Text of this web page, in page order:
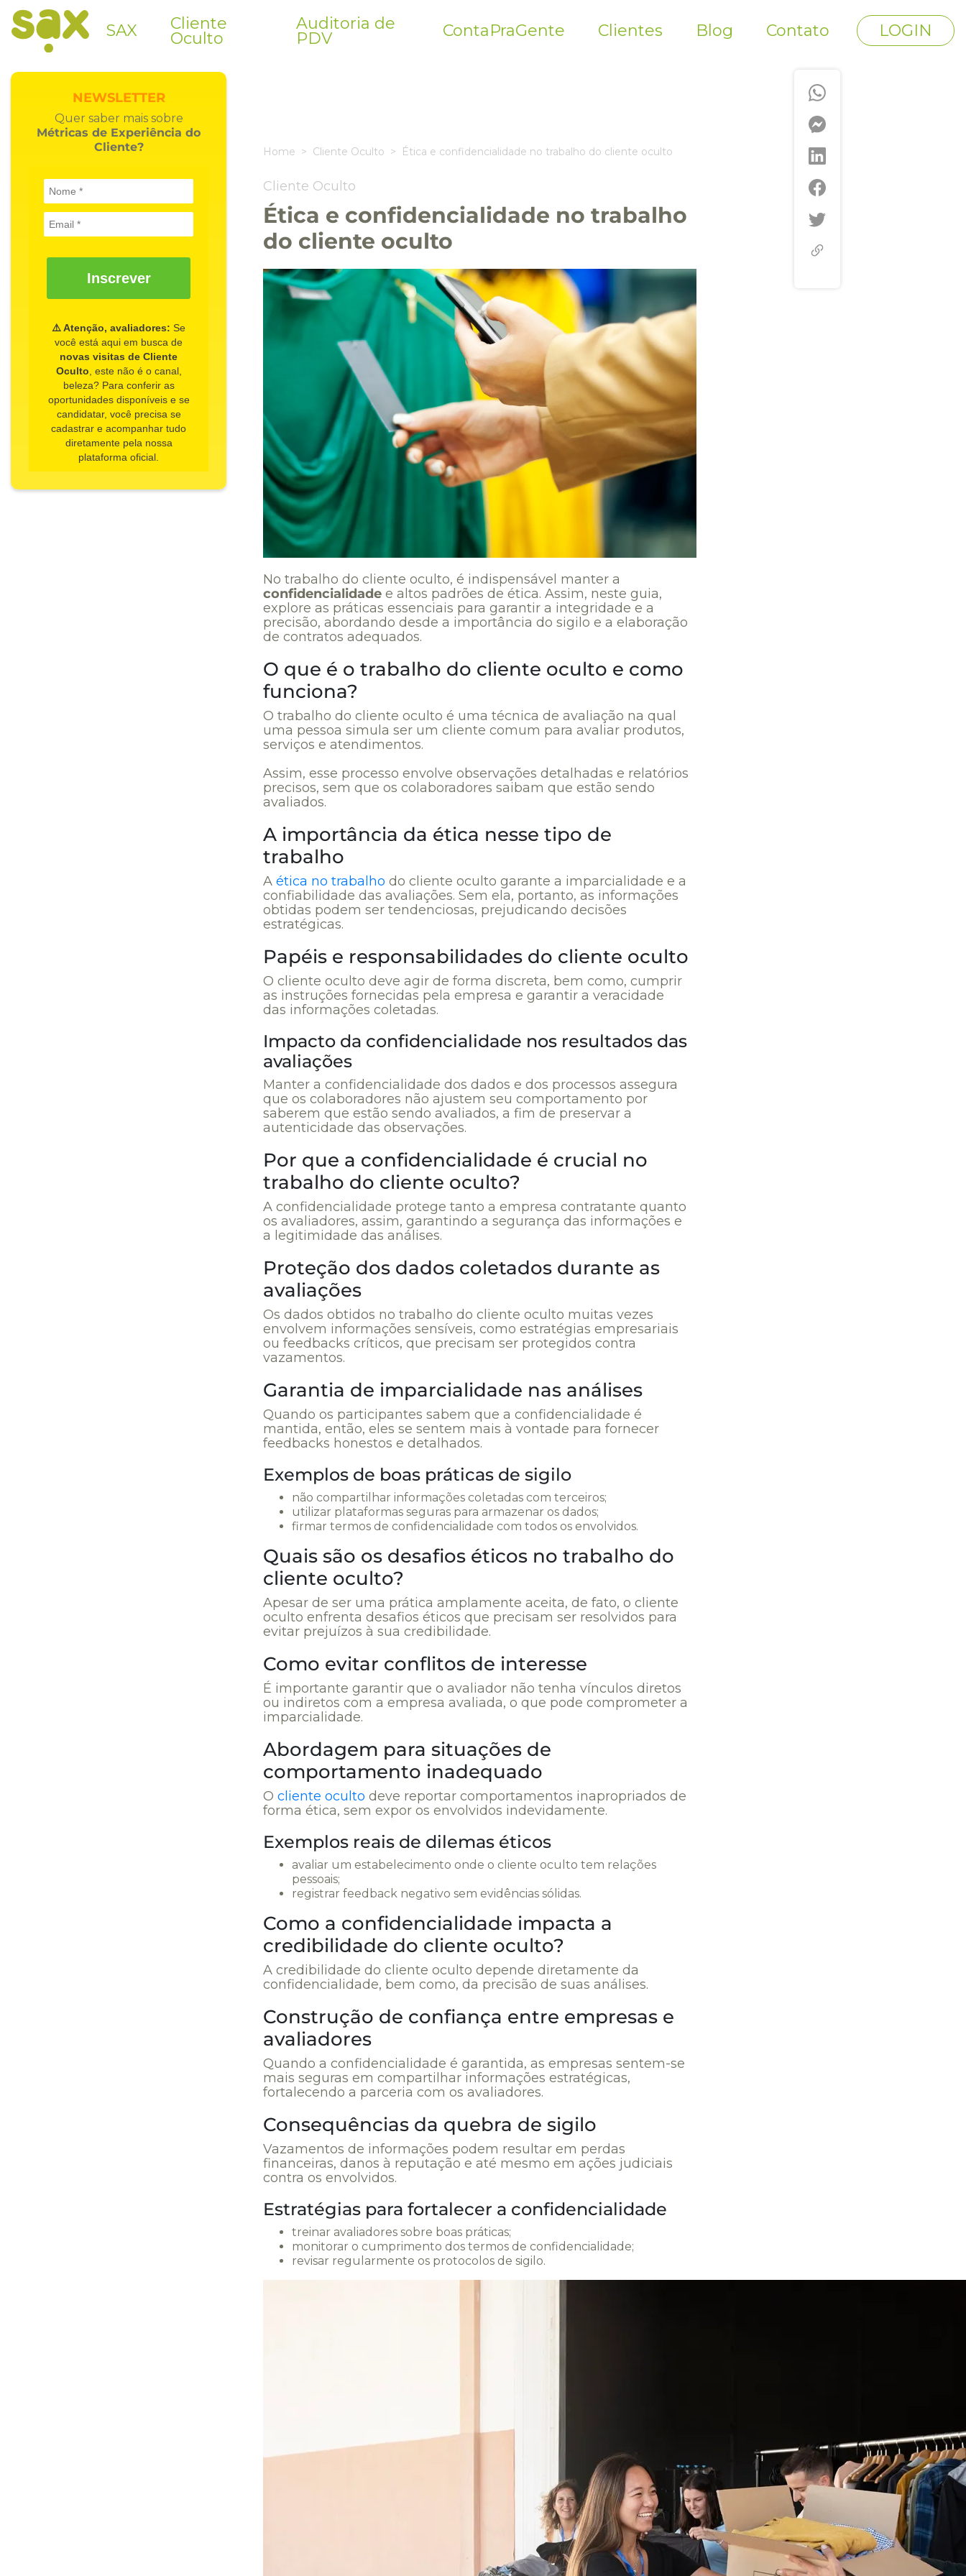
SAX Cliente
Oculto
Auditoria de
PDV ContaPraGente Clientes Blog Contato LOGIN
Home Cliente Oculto Ética e confidencialidade no trabalho do cliente oculto
Cliente Oculto
Ética e confidencialidade no trabalho
do cliente oculto
No trabalho do cliente oculto, é indispensável manter a
confidencialidade e altos padrões de ética. Assim, neste guia,
explore as práticas essenciais para garantir a integridade e a
precisão, abordando desde a importância do sigilo e a elaboração
de contratos adequados.
O que é o trabalho do cliente oculto e como
funciona?
O trabalho do cliente oculto é uma técnica de avaliação na qual
uma pessoa simula ser um cliente comum para avaliar produtos,
serviços e atendimentos.
Assim, esse processo envolve observações detalhadas e relatórios
precisos, sem que os colaboradores saibam que estão sendo
avaliados.
A importância da ética nesse tipo de
trabalho
A ética no trabalho do cliente oculto garante a imparcialidade e a
confiabilidade das avaliações. Sem ela, portanto, as informações
obtidas podem ser tendenciosas, prejudicando decisões
estratégicas.
Papéis e responsabilidades do cliente oculto
O cliente oculto deve agir de forma discreta, bem como, cumprir
as instruções fornecidas pela empresa e garantir a veracidade
das informações coletadas.
Impacto da confidencialidade nos resultados das
avaliações
Manter a confidencialidade dos dados e dos processos assegura
que os colaboradores não ajustem seu comportamento por
saberem que estão sendo avaliados, a fim de preservar a
autenticidade das observações.
Por que a confidencialidade é crucial no
trabalho do cliente oculto?
A confidencialidade protege tanto a empresa contratante quanto
os avaliadores, assim, garantindo a segurança das informações e
a legitimidade das análises.
Proteção dos dados coletados durante as
avaliações
Os dados obtidos no trabalho do cliente oculto muitas vezes
envolvem informações sensíveis, como estratégias empresariais
ou feedbacks críticos, que precisam ser protegidos contra
vazamentos.
Garantia de imparcialidade nas análises
Quando os participantes sabem que a confidencialidade é
mantida, então, eles se sentem mais à vontade para fornecer
feedbacks honestos e detalhados.
Exemplos de boas práticas de sigilo
não compartilhar informações coletadas com terceiros;
utilizar plataformas seguras para armazenar os dados;
firmar termos de confidencialidade com todos os envolvidos.
Quais são os desafios éticos no trabalho do
cliente oculto?
Apesar de ser uma prática amplamente aceita, de fato, o cliente
oculto enfrenta desafios éticos que precisam ser resolvidos para
evitar prejuízos à sua credibilidade.
Como evitar conflitos de interesse
É importante garantir que o avaliador não tenha vínculos diretos
ou indiretos com a empresa avaliada, o que pode comprometer a
imparcialidade.
Abordagem para situações de
comportamento inadequado
O cliente oculto deve reportar comportamentos inapropriados de
forma ética, sem expor os envolvidos indevidamente.
Exemplos reais de dilemas éticos
avaliar um estabelecimento onde o cliente oculto tem relações
pessoais;
registrar feedback negativo sem evidências sólidas.
Como a confidencialidade impacta a
credibilidade do cliente oculto?
A credibilidade do cliente oculto depende diretamente da
confidencialidade, bem como, da precisão de suas análises.
Construção de confiança entre empresas e
avaliadores
Quando a confidencialidade é garantida, as empresas sentem-se
mais seguras em compartilhar informações estratégicas,
fortalecendo a parceria com os avaliadores.
Consequências da quebra de sigilo
Vazamentos de informações podem resultar em perdas
financeiras, danos à reputação e até mesmo em ações judiciais
contra os envolvidos.
Estratégias para fortalecer a confidencialidade
treinar avaliadores sobre boas práticas;
monitorar o cumprimento dos termos de confidencialidade;
revisar regularmente os protocolos de sigilo.
NEWSLETTER
Quer saber mais sobre
Métricas de Experiência do
Cliente?
Inscrever
⚠️ Atenção, avaliadores: Se
você está aqui em busca de
novas visitas de Cliente
Oculto , este não é o canal,
beleza? Para conferir as
oportunidades disponíveis e se
candidatar, você precisa se
cadastrar e acompanhar tudo
diretamente pela nossa
plataforma oficial.